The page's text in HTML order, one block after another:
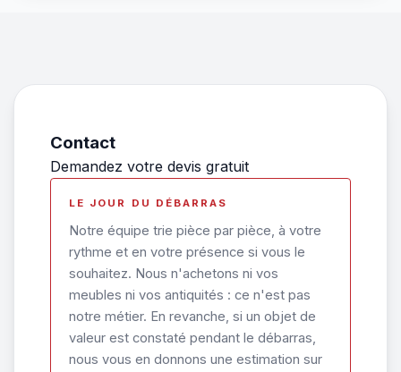
Contact
Demandez votre devis gratuit
LE JOUR DU DÉBARRAS
Notre équipe trie pièce par pièce, à votre
rythme et en votre présence si vous le
souhaitez. Nous n'achetons ni vos
meubles ni vos antiquités : ce n'est pas
notre métier. En revanche, si un objet de
valeur est constaté pendant le débarras,
nous vous en donnons une estimation sur